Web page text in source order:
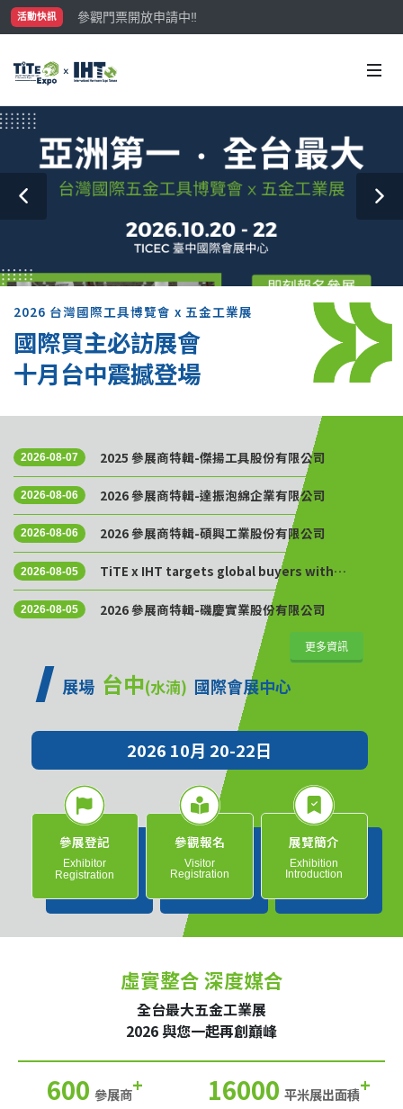
活動快訊
參觀門票開放申請中‼️
最大規模台灣五金展TiTE x IHT，2026/10/20-22與您在臺
2026 台灣國際工具博覽會 x 五金工業展
國際買主必訪展會
十月台中震撼登場
2026-08-07 2025 參展商特輯-傑揚工具股份有限公司
2026-08-06 2026 參展商特輯-達振泡綿企業有限公司
2026-08-06 2026 參展商特輯-碩興工業股份有限公司
2026-08-05
TiTE x IHT targets global buyers with
Golden Sourcing Week
2026-08-05 2026 參展商特輯-磯慶實業股份有限公司
更多資訊
展場 台中(水湳) 國際會展中心
2026 10月 20-22日
參展登記
Exhibitor
Registration
參觀報名
Visitor
Registration
展覽簡介
Exhibition
Introduction
虛實整合 深度媒合
全台最大五金工業展
2026 與您一起再創巔峰
600 參展商+ 16000 平米展出面積+